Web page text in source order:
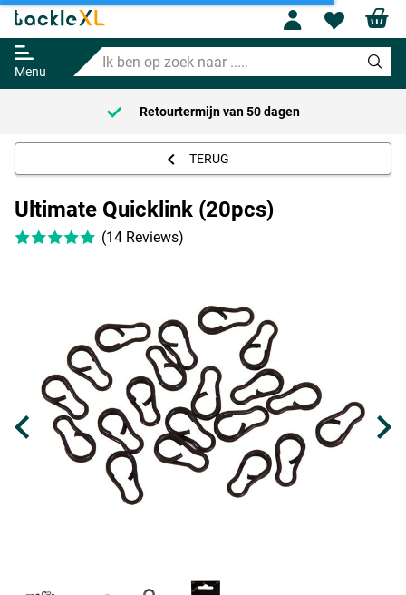
Menu
Ik
ben
op
zoek
naar
Profile
Ultimate Quicklink (20pcs)
Adviesprijs
4.95
2.19
Retourtermijn van 50 dagen
TERUG
Ultimate Quicklink (20pcs)
(14 Reviews)